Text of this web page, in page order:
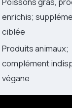
enrichis;
ciblée
Produits animaux;
complément
végane